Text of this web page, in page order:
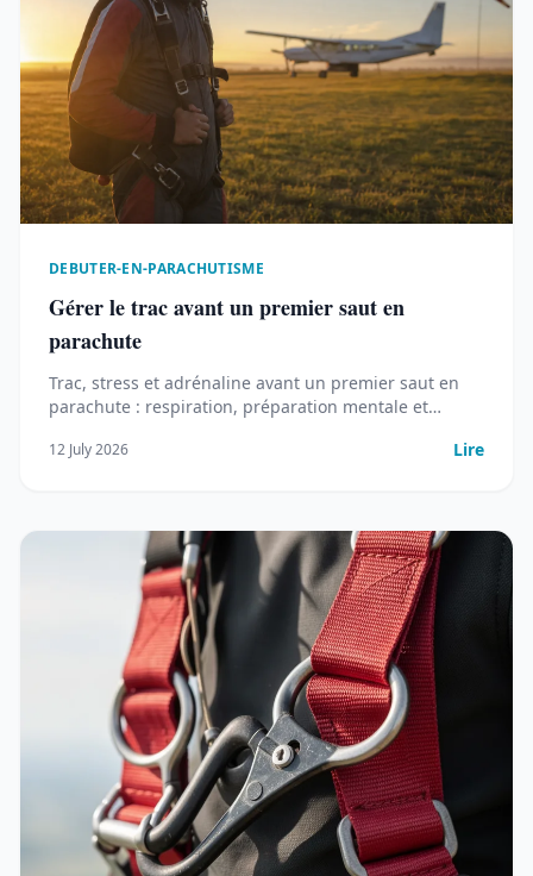
DEBUTER-EN-PARACHUTISME
Gérer le trac avant un premier saut en
parachute
Trac, stress et adrénaline avant un premier saut en
parachute : respiration, préparation mentale et
12 July 2026 Lire